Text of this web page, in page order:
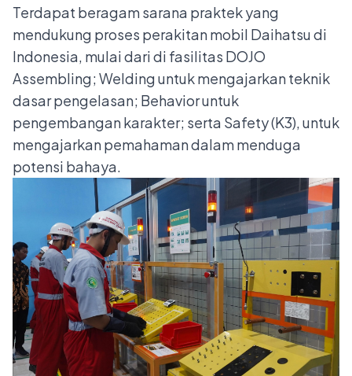
Terdapat beragam sarana praktek yang
mendukung proses perakitan mobil Daihatsu di
Indonesia, mulai dari di fasilitas DOJO
Assembling; Welding untuk mengajarkan teknik
dasar pengelasan; Behavior untuk
pengembangan karakter; serta Safety (K3), untuk
mengajarkan pemahaman dalam menduga
potensi bahaya.